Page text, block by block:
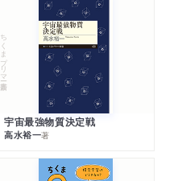
ちくまプリマー新書
宇宙最強物質決定戦
高水裕一著